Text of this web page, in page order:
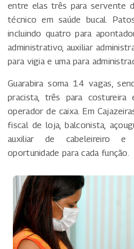
entre elas três para servente
técnico em saúde bucal.
incluindo quatro para
administrativo, auxiliar
para vigia e uma para
Guarabira soma 14 vagas,
pracista, três para
operador de caixa. Em
fiscal de loja, balconista,
auxiliar de cabeleireiro e
oportunidade para cada função.